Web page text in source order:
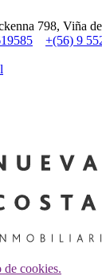
798, Viña
+(56) 9
de cookies.